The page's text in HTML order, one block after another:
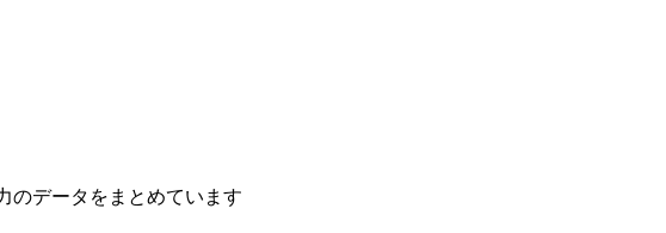
のデータをまとめています